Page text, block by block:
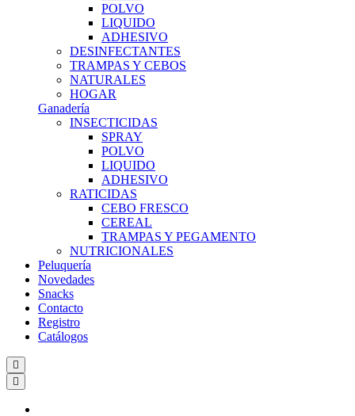
POLVO
LIQUIDO
ADHESIVO
DESINFECTANTES
TRAMPAS Y CEBOS
NATURALES
HOGAR
Ganadería
INSECTICIDAS
SPRAY
POLVO
LIQUIDO
ADHESIVO
RATICIDAS
CEBO FRESCO
CEREAL
TRAMPAS Y PEGAMENTO
NUTRICIONALES
Peluquería
Novedades
Snacks
Contacto
Registro
Catálogos